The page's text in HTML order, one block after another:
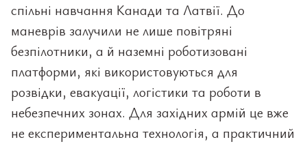
спільні навчання Канади та Латвії. До
маневрів залучили не лише повітряні
безпілотники, а й наземні роботизовані
платформи, які використовуються для
розвідки, евакуації, логістики та роботи в
небезпечних зонах. Для західних армій це вже
не експериментальна технологія, а практичний